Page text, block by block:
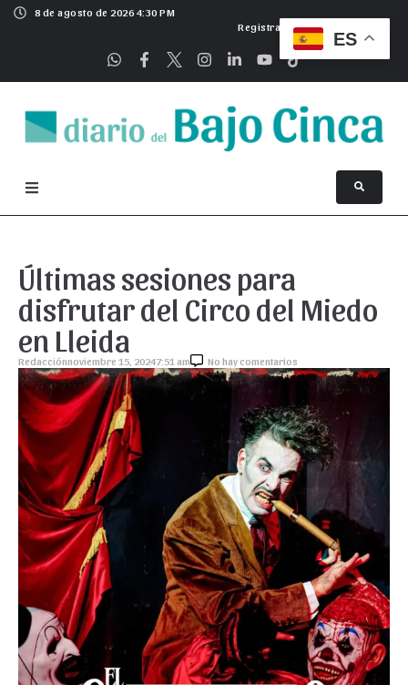
8 de agosto de 2026 4:30 PM
Registrarse
Últimas sesiones para
disfrutar del Circo del Miedo
en Lleida
Redacciónnoviembre 15, 20247:51 am No hay comentarios
ES